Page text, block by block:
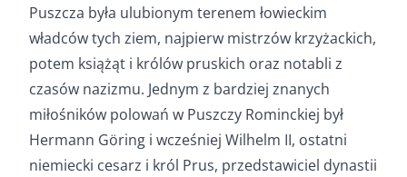
Puszcza była ulubionym terenem łowieckim
władców tych ziem, najpierw mistrzów krzyżackich,
potem książąt i królów pruskich oraz notabli z
czasów nazizmu. Jednym z bardziej znanych
miłośników polowań w Puszczy Rominckiej był
Hermann Göring i wcześniej Wilhelm II, ostatni
niemiecki cesarz i król Prus, przedstawiciel dynastii